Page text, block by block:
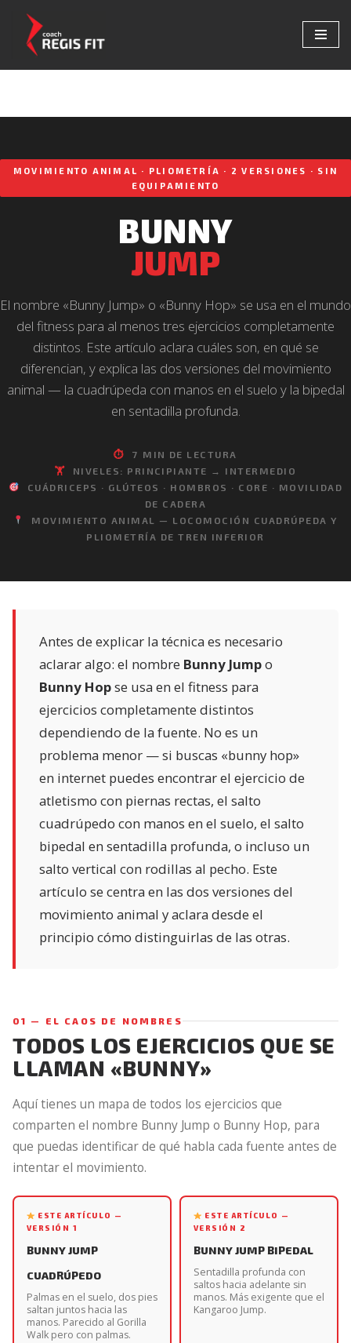
Saltar
MOVIMIENTO ANIMAL · PLIOMETRÍA · 2 VERSIONES · SIN
EQUIPAMIENTO
BUNNY
JUMP
El nombre «Bunny Jump» o «Bunny Hop» se usa en el mundo
del fitness para al menos tres ejercicios completamente
distintos. Este artículo aclara cuáles son, en qué se
diferencian, y explica las dos versiones del movimiento
animal — la cuadrúpeda con manos en el suelo y la bipedal
en sentadilla profunda.
⏱
7 MIN DE LECTURA
🏋️
NIVELES: PRINCIPIANTE → INTERMEDIO
CUÁDRICEPS · GLÚTEOS · HOMBROS · CORE · MOVILIDAD
DE CADERA
MOVIMIENTO ANIMAL — LOCOMOCIÓN CUADRÚPEDA Y
PLIOMETRÍA DE TREN INFERIOR
Antes de explicar la técnica es necesario
aclarar algo: el nombre Bunny Jumpo
Bunny Hopse usa en el fitness para
ejercicios completamente distintos
dependiendo de la fuente. No es un
problema menor — si buscas «bunny hop»
en internet puedes encontrar el ejercicio de
atletismo con piernas rectas, el salto
cuadrúpedo con manos en el suelo, el salto
bipedal en sentadilla profunda, o incluso un
salto vertical con rodillas al pecho. Este
artículo se centra en las dos versiones del
movimiento animal y aclara desde el
principio cómo distinguirlas de las otras.
01 — EL CAOS DE NOMBRES
TODOS LOS EJERCICIOS QUE SE
LLAMAN «BUNNY»
Aquí tienes un mapa de todos los ejercicios que
comparten el nombre Bunny Jump o Bunny Hop, para
que puedas identificar de qué habla cada fuente antes de
intentar el movimiento.
ESTE ARTÍCULO —
VERSIÓN 1
BUNNY JUMP
CUADRÚPEDO
Palmas en el suelo, dos pies
saltan juntos hacia las
manos. Parecido al Gorilla
Walk pero con palmas.
ESTE ARTÍCULO —
VERSIÓN 2
BUNNY JUMP BIPEDAL
Sentadilla profunda con
saltos hacia adelante sin
manos. Más exigente que el
Kangaroo Jump.